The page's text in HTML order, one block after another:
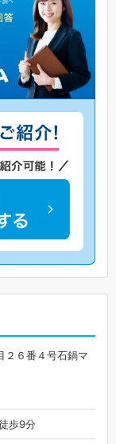
２６番４号石鍋マ
歩9分